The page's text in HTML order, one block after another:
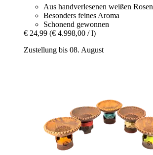
Aus handverlesenen weißen Rosen
Besonders feines Aroma
Schonend gewonnen
€ 24,99 (€ 4.998,00 / l)
Zustellung bis 08. August